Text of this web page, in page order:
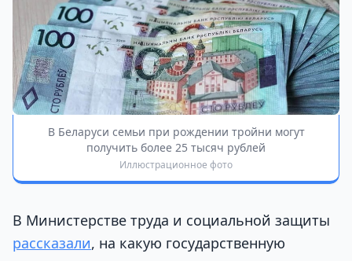
В Беларуси семьи при рождении тройни могут
получить более 25 тысяч рублей
Иллюстрационное фото
В Министерстве труда и социальной защиты
рассказали, на какую государственную